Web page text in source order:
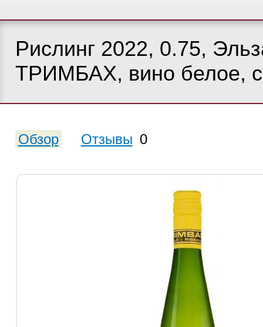
Рислинг 2022, 0.75,
ТРИМБАХ, вино белое,
Обзор Отзывы 0